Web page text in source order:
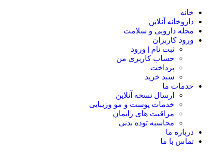
خانه
داروخانه آنلاین
مجله دارویی و سلامت
ورود کاربران
ثبت نام | ورود
حساب کاربری من
پرداخت
سبد خرید
خدمات ما
ارسال نسخه آنلاین
خدمات پوست و مو وزیبایی
مراقبت های زایمان
محاسبه توده بدنی
درباره ما
تماس با ما